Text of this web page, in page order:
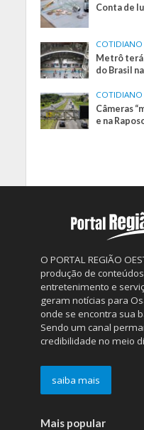
Conta de
COTIDIANO
Metrô terá
do Brasil
COTIDIANO
Câmeras
e na
O PORTAL REGIÃO
produção de
entretenimento e
geram notícias para
onde se encontra sua
Sendo um canal
credibilidade no meio
saiba mais
Mais popular